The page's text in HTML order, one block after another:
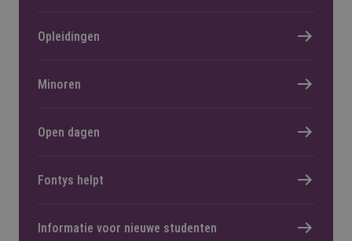
Opleidingen
Minoren
Open dagen
Fontys helpt
Informatie voor nieuwe studenten